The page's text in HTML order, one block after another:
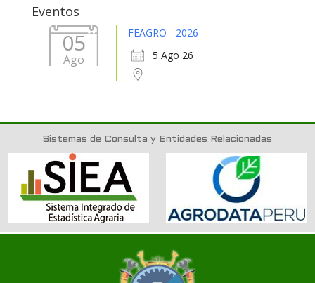
Eventos
05
Ago
FEAGRO - 2026
5 Ago 26
Sistemas de Consulta y Entidades Relacionadas